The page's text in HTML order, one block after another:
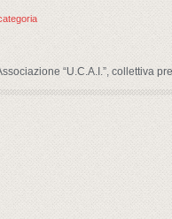
“U.C.A.I.”, collettiva